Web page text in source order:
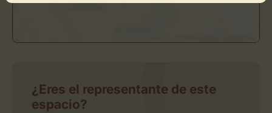
¿Eres el representante de este
espacio?